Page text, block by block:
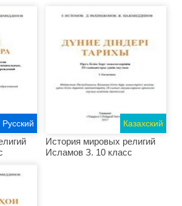
Русский
История мировых религий
Исламов З. 10 класс
Казахский